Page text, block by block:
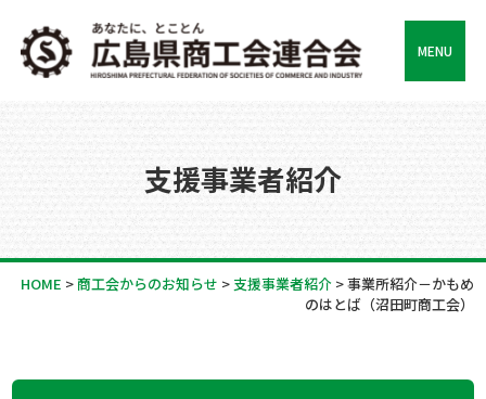
MENU
支援事業者紹介
HOME >商工会からのお知らせ > 支援事業者紹介>事業所紹介－かもめ
のはとば（沼田町商工会）